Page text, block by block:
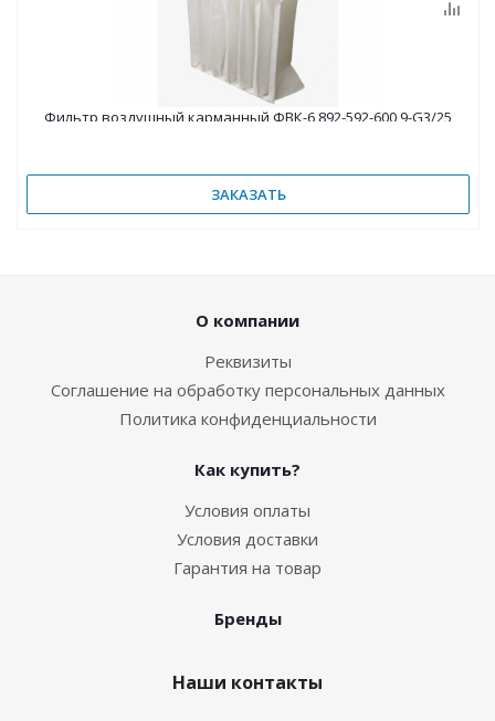
Фильтр воздушный карманный ФВК-6 892-592-600 9-G3/25
ЗАКАЗАТЬ
О компании
Реквизиты
Соглашение на обработку персональных данных
Политика конфиденциальности
Как купить?
Условия оплаты
Условия доставки
Гарантия на товар
Бренды
Наши контакты